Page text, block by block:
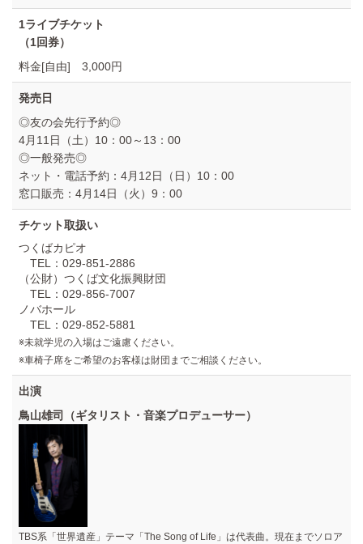
1ライブチケット
（1回券）
料金[自由] 3,000円
発売日
◎友の会先行予約◎
4月11日（土）10：00～13：00
◎一般発売◎
ネット・電話予約：4月12日（日）10：00
窓口販売：4月14日（火）9：00
チケット取扱い
つくばカピオ
TEL：029-851-2886
（公財）つくば文化振興財団
TEL：029-856-7007
ノバホール
TEL：029-852-5881
※未就学児の入場はご遠慮ください。
※車椅子席をご希望のお客様は財団までご相談ください。
出演
鳥山雄司（ギタリスト・音楽プロデューサー）
TBS系「世界遺産」テーマ「The Song of Life」は代表曲。現在までソロア